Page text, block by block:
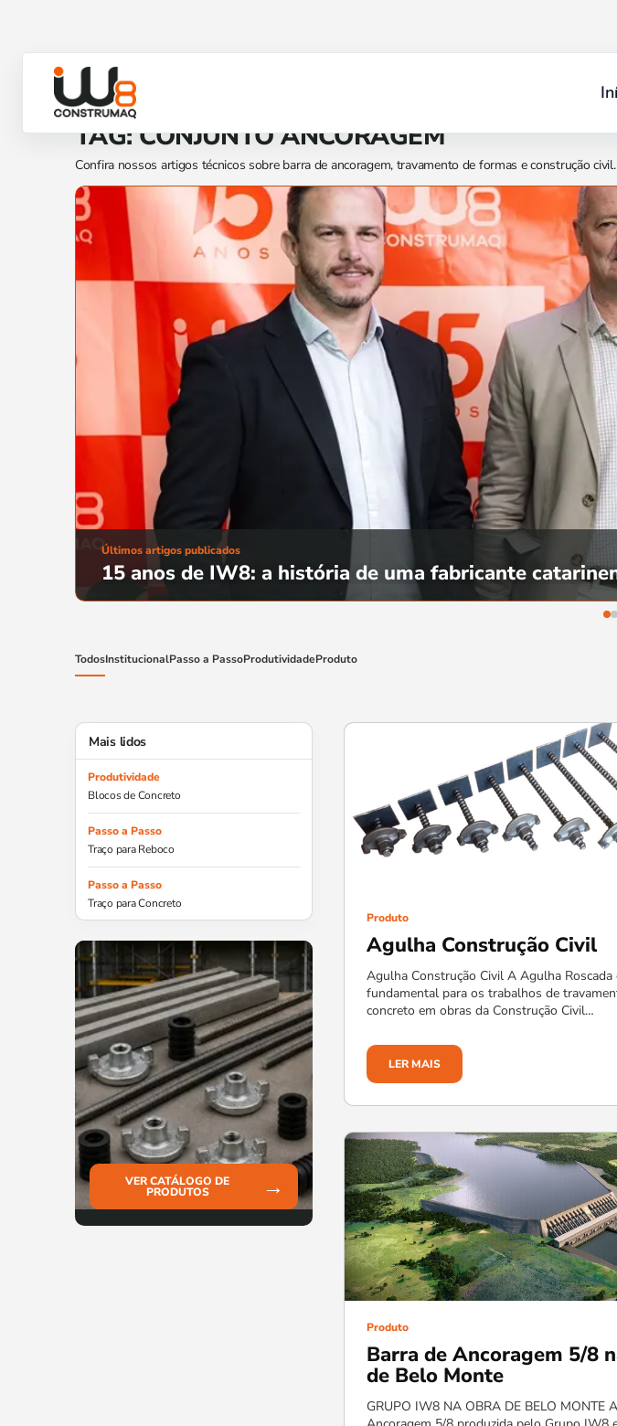
TAG: CONJUNTO ANCORAGEM
Confira nossos artigos técnicos sobre barra de ancoragem, travamento de formas e construção civil.
Últimos artigos publicados
Forma para pilar de concreto
TodosInstitucionalPasso a PassoProdutividadeProduto
Mais lidos
Produtividade
Blocos de Concreto
Passo a Passo
Traço para Reboco
Passo a Passo
Traço para Concreto
VER CATÁLOGO DE
PRODUTOS →
Produto
Agulha Construção Civil
Agulha Construção Civil A Agulha Roscada
fundamental para os trabalhos de
concreto em obras da Construção Civil…
LER MAIS
Produto
Barra de Ancoragem 5/8
de Belo Monte
GRUPO IW8 NA OBRA DE BELO MONTE